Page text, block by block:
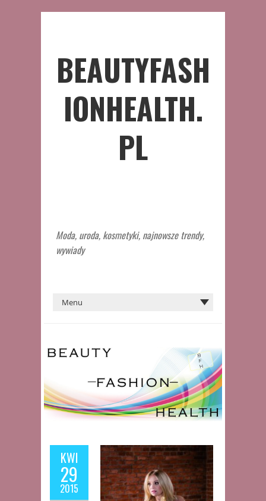
BEAUTYFASH
IONHEALTH.
PL
Moda, uroda, kosmetyki, najnowsze trendy,
wywiady
KWI
29
2015